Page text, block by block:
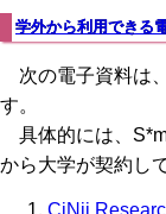
学外から利用できる
次の電子資料は、
す。
具体的には、
から大学が契約し
CiNii